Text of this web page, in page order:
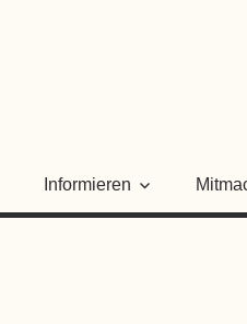
Informieren